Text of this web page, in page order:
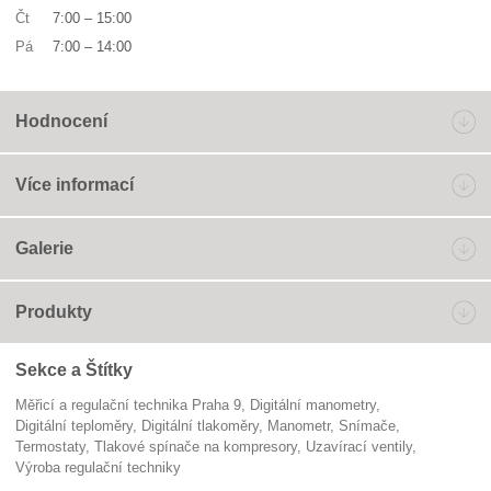
Čt
7:00 – 15:00
Pá
7:00 – 14:00
Hodnocení
Více informací
Galerie
Produkty
Sekce a Štítky
Měřicí a regulační technika Praha 9
digitální manometry
digitální teploměry
digitální tlakoměry manometr
snímače
termostaty
tlakové spínače na kompresory
uzavírací ventily
výroba regulační techniky